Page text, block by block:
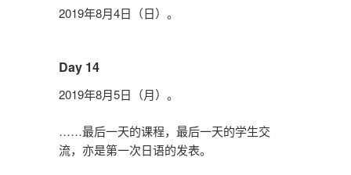
2019年8月4日（日）。
Day 14
2019年8月5日（月）。
……最后一天的课程，最后一天的学生交
流，亦是第一次日语的发表。